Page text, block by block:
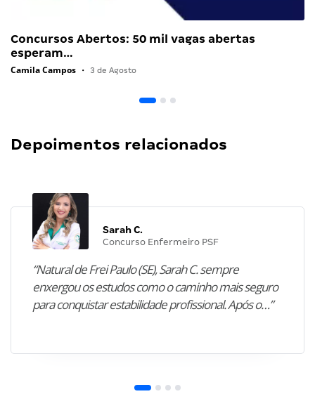
Concursos Abertos: 50 mil vagas abertas
esperam…
Camila Campos • 3 de Agosto
Depoimentos relacionados
Sarah C.
Concurso Enfermeiro PSF
“Natural de Frei Paulo (SE), Sarah C. sempre
enxergou os estudos como o caminho mais seguro
para conquistar estabilidade profissional. Após o…”